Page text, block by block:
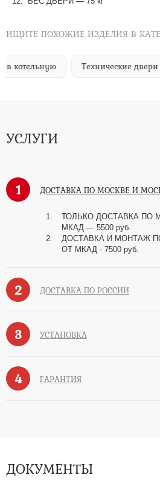
ИЩИТЕ ПОХОЖИЕ ИЗДЕЛИЯ В
Технические двери с вентиляцией
УСЛУГИ
1 ДОСТАВКА ПО МОСКВЕ И
ТОЛЬКО ДОСТАВКА ПО
МКАД — 5500 руб.
ДОСТАВКА И МОНТАЖ
ОТ МКАД - 7500 руб.
2 ДОСТАВКА ПО РОССИИ
3 УСТАНОВКА
4 ГАРАНТИЯ
ДОКУМЕНТЫ